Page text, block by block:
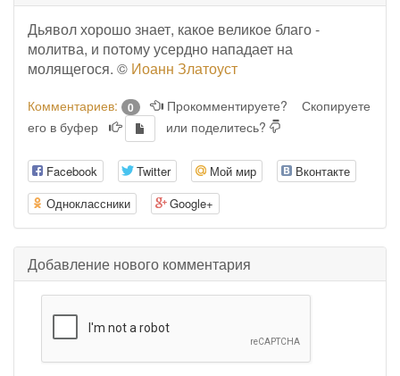
Дьявол хорошо знает, какое великое благо -
молитва, и потому усердно нападает на
молящегося. © Иоанн Златоуст
Комментариев: 0 Прокомментируете?
Скопируете
его в буфер
или поделитесь?
Facebook Twitter Мой мир
Вконтакте
Одноклассники
Google+
Добавление нового комментария